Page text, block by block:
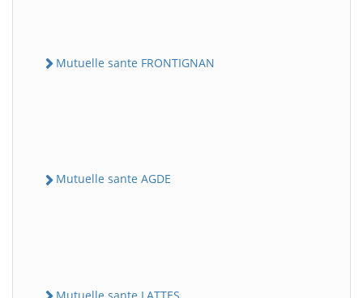
Mutuelle sante FRONTIGNAN
Mutuelle sante AGDE
Mutuelle sante LATTES